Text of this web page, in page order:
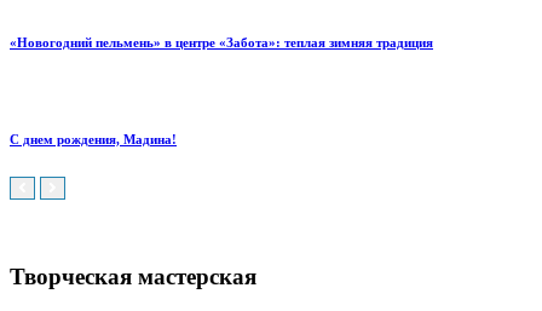
«Новогодний пельмень» в центре «Забота»: теплая зимняя традиция
С днем рождения, Мадина!
Творческая мастерская